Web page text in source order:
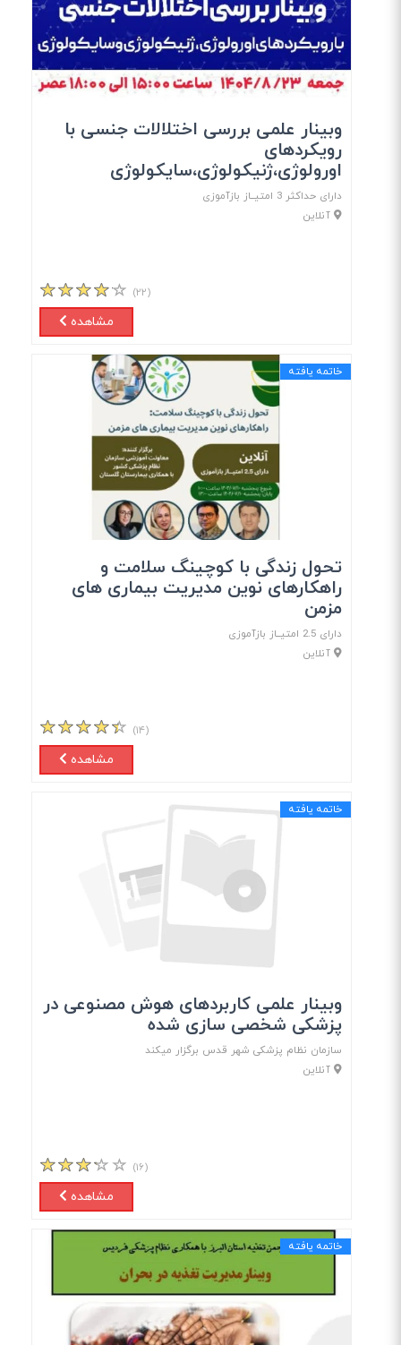
وبینار علمی بررسی اختلالات جنسی با
رویکردهای
اورولوژی،ژنیکولوژی،سایکولوژی
دارای حداکثر 3 امتیــاز بازآموزی
آنلاین
(۲۲)
مشاهده
خاتمه یافته
تحول زندگی با کوچینگ سلامت و
راهکارهای نوین مدیریت بیماری های
مزمن
دارای 2.5 امتیــاز بازآموزی
آنلاین
(۱۴)
مشاهده
خاتمه یافته
وبینار علمی کاربردهای هوش مصنوعی در
پزشکی شخصی سازی شده
سازمان نظام پزشکی شهر قدس برگزار میکند
آنلاین
(۱۶)
مشاهده
خاتمه یافته